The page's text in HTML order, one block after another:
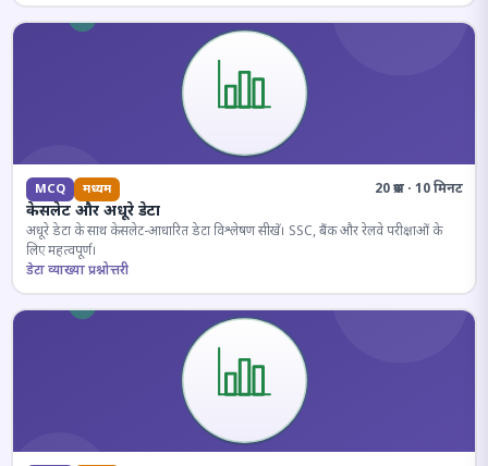
MCQ मध्यम 20 प्रश्न · 10 मिनट
केसलेट और अधूरे डेटा
अधूरे डेटा के साथ केसलेट-आधारित डेटा विश्लेषण सीखें। SSC, बैंक और रेलवे परीक्षाओं के
लिए महत्वपूर्ण।
डेटा व्याख्या प्रश्नोत्तरी